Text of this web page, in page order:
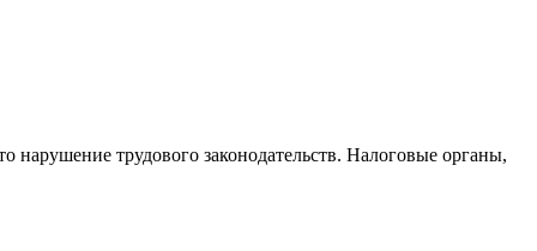
нарушение трудового законодательств. Налоговые органы,